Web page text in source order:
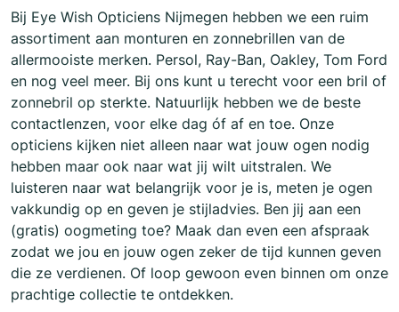
Bij Eye Wish Opticiens Nijmegen hebben we een ruim
assortiment aan monturen en zonnebrillen van de
allermooiste merken. Persol, Ray-Ban, Oakley, Tom Ford
en nog veel meer. Bij ons kunt u terecht voor een bril of
zonnebril op sterkte. Natuurlijk hebben we de beste
contactlenzen, voor elke dag óf af en toe. Onze
opticiens kijken niet alleen naar wat jouw ogen nodig
hebben maar ook naar wat jij wilt uitstralen. We
luisteren naar wat belangrijk voor je is, meten je ogen
vakkundig op en geven je stijladvies. Ben jij aan een
(gratis) oogmeting toe? Maak dan even een afspraak
zodat we jou en jouw ogen zeker de tijd kunnen geven
die ze verdienen. Of loop gewoon even binnen om onze
prachtige collectie te ontdekken.